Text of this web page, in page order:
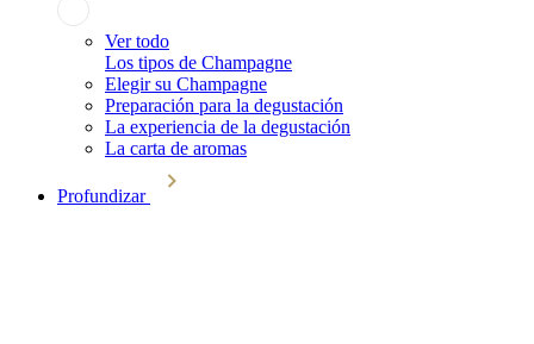
Ver todo
Los tipos de Champagne
Elegir su Champagne
Preparación para la degustación
La experiencia de la degustación
La carta de aromas
Profundizar